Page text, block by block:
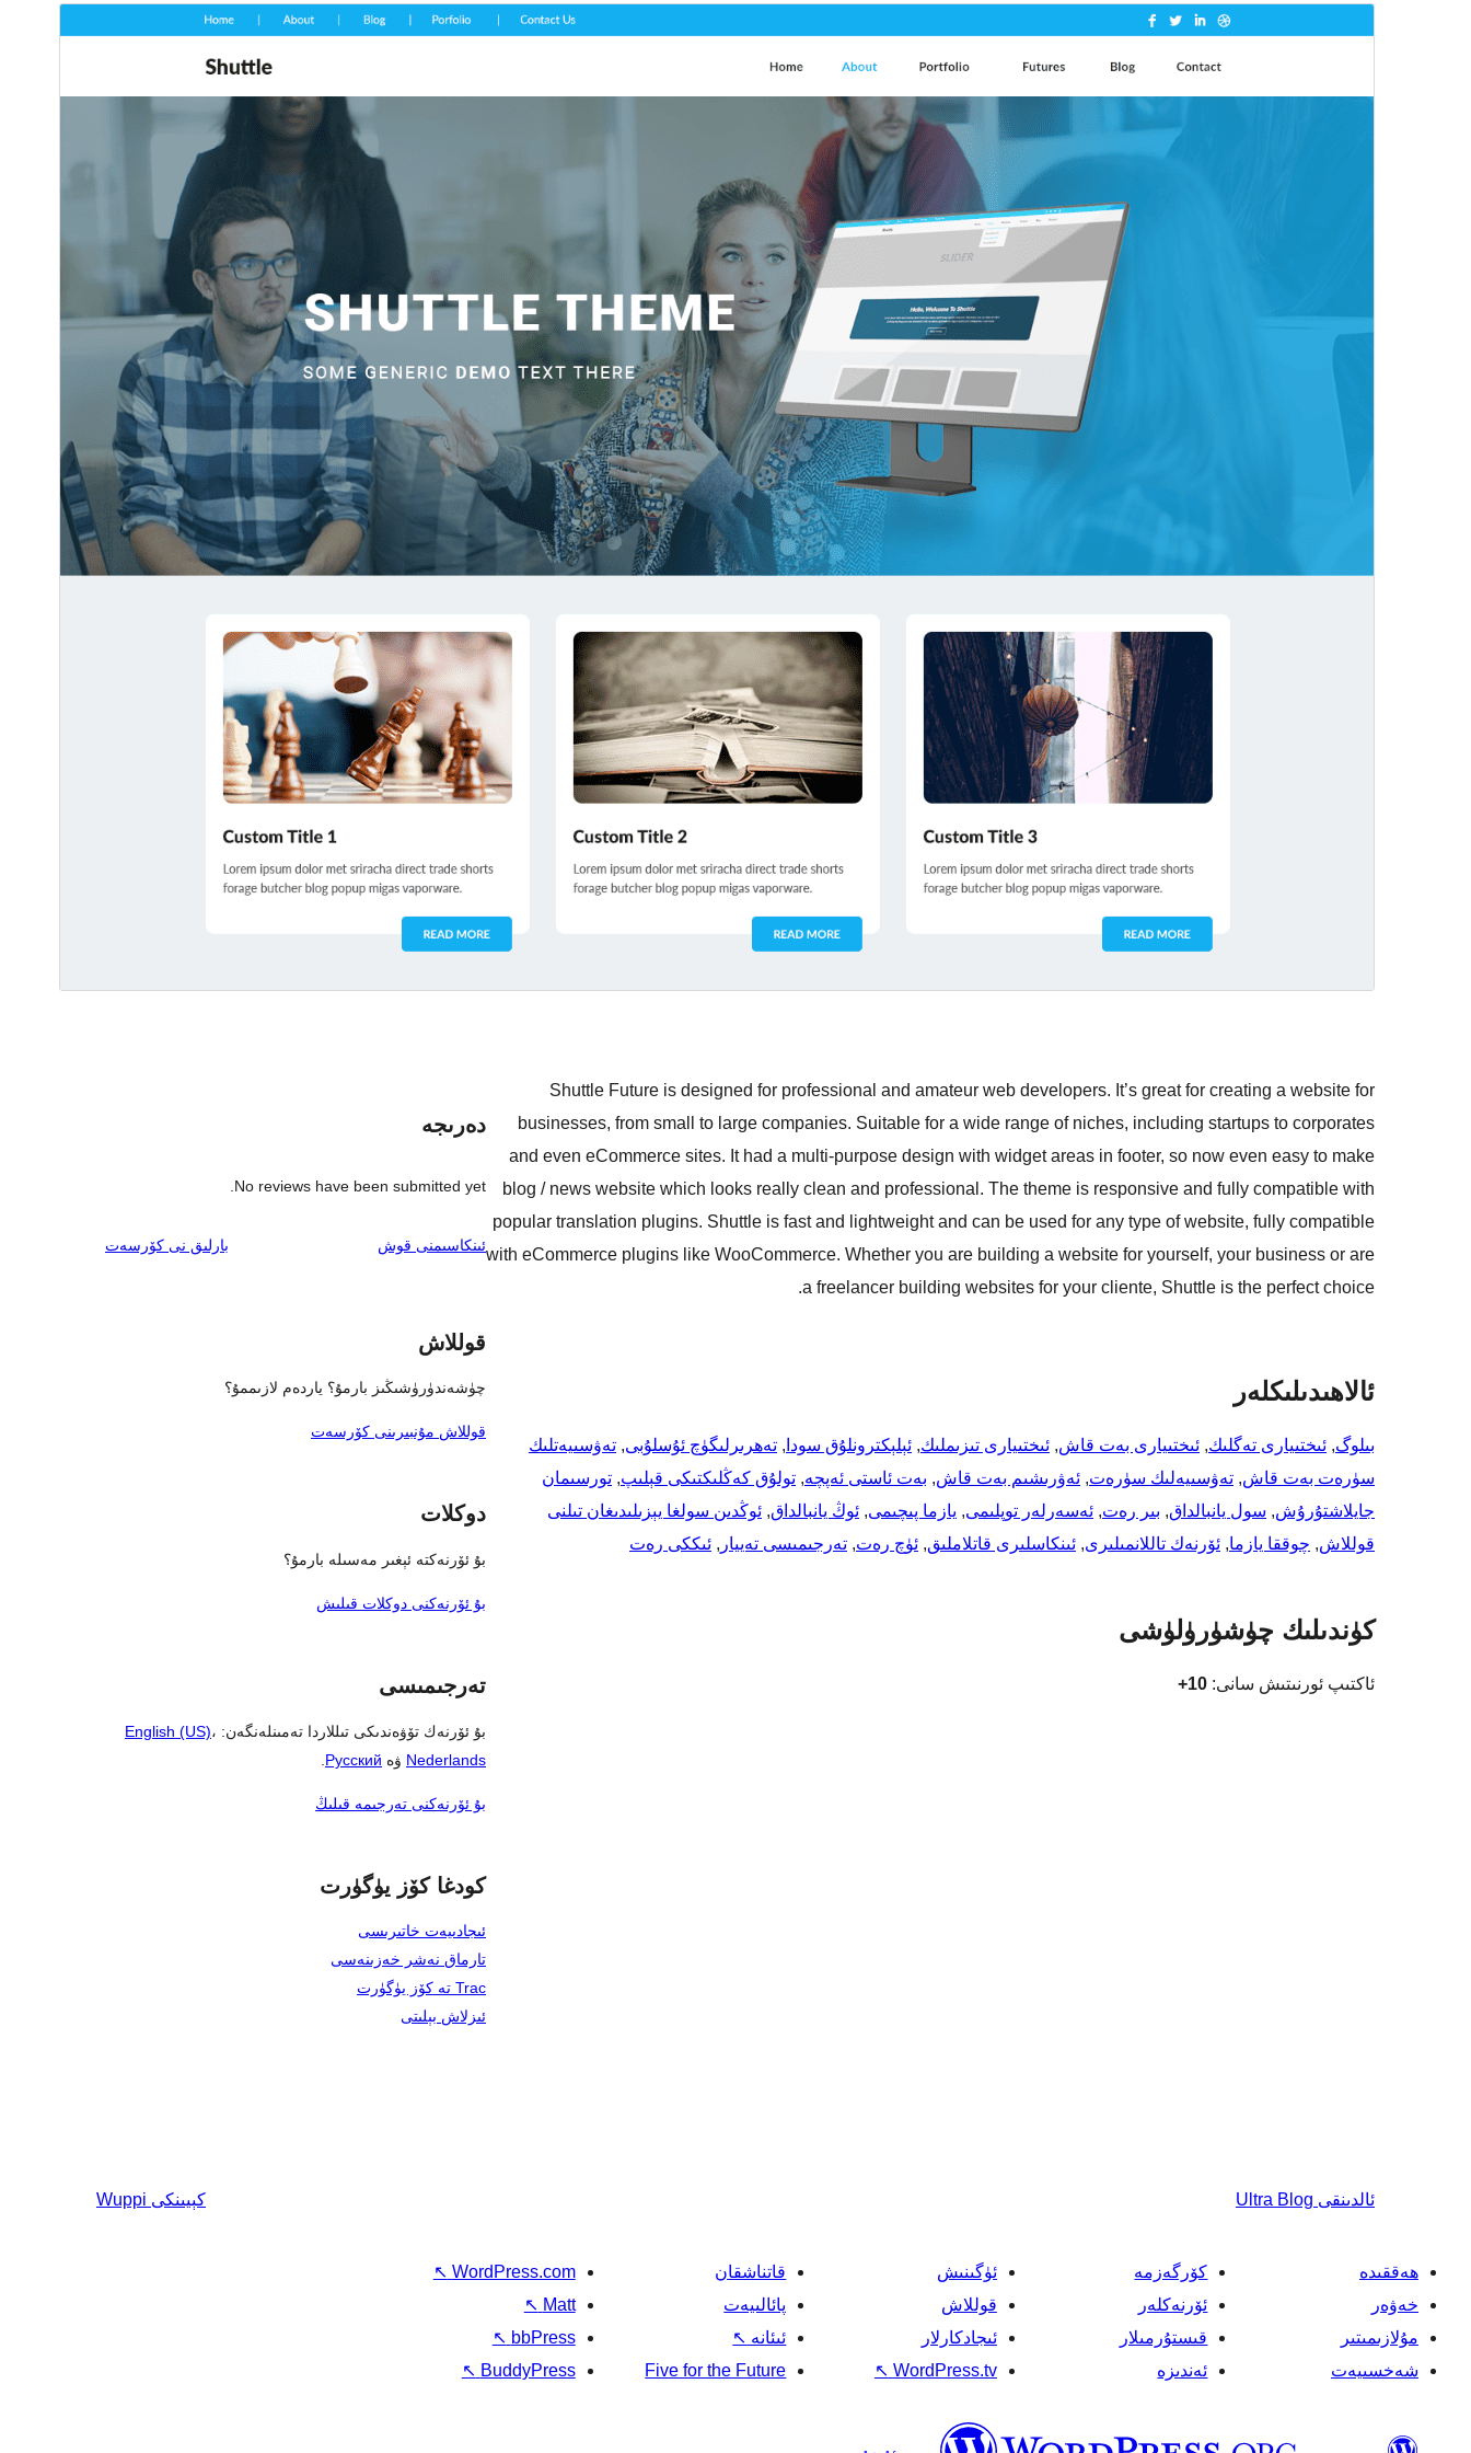
ئالدىن كۆزەت چۈشۈر
1.0.0
ئاخىرقى يېڭىلانغان ۋاقتى
2026-يىل 29-3
ئاكتىپ ئورنىتىش سانى
WordPress نەشرى
PHP نەشرى
5.6
ئۆرنەك باش بېتى
Shuttle Future is designed for professional and amateur web developers. It’s great for creating a website for
businesses, from small to large companies. Suitable for a wide range of niches, including startups to corporates
and even eCommerce sites. It had a multi-purpose design with widget areas in footer, so now even easy to make
blog / news website which looks really clean and professional. The theme is responsive and fully compatible with
popular translation plugins. Shuttle is fast and lightweight and can be used for any type of website, fully compatible
with eCommerce plugins like WooCommerce. Whether you are building a website for yourself, your business or are
a freelancer building websites for your cliente, Shuttle is the perfect choice.
ئالاھىدىلىكلەر
بىلوگ, ئىختىيارى تەگلىك, ئىختىيارى بەت قاش, ئىختىيارى تىزىملىك, ئېلېكترونلۇق سودا , تەھرىرلىگۈچ ئۇسلۇبى, تەۋسىيەتلىك
سۈرەت بەت قاش, تەۋسىيەلىك سۈرەت, ئەۋرىشىم بەت قاش, بەت ئاستى ئەپچە, تولۇق كەڭلىكتىكى قېلىپ, تورسىمان
جايلاشتۇرۇش, سول يانبالداق, بىر رەت, ئەسەرلەر توپلىمى, يازما پىچىمى, ئوڭ يانبالداق, ئوڭدىن سولغا يېزىلىدىغان تىلنى
قوللاش, چوققا يازما, ئۆرنەك تاللانمىلىرى, ئىنكاسلىرى قاتلاملىق, ئۈچ رەت, تەرجىمىسى تەييار , ئىككى رەت
كۈندىلىك چۈشۈرۈلۈشى
ئاكتىپ ئورنىتىش سانى: 10+
دەرىجە
No reviews have been submitted yet.
ئىنكاسىمنى قوش بارلىق ئىنكاس
نى كۆرسەت
قوللاش
چۈشەندۈرۈشىڭىز بارمۇ؟ ياردەم لازىممۇ؟
قوللاش مۇنبىرىنى كۆرسەت
دوكلات
بۇ ئۆرنەكتە ئېغىر مەسىلە بارمۇ؟
بۇ ئۆرنەكنى دوكلات قىلىش
تەرجىمىسى
بۇ ئۆرنەك تۆۋەندىكى تىللاردا تەمىنلەنگەن: English (US)،
Nederlands ۋە Русский
بۇ ئۆرنەكنى تەرجىمە قىلىڭ
كودغا كۆز يۈگۈرت
ئىجادىيەت خاتىرىسى
تارماق نەشر خەزىنەسى
Trac تە كۆز يۈگۈرت
ئىزلاش بېلىتى
ئالدىنقى Ultra Blog كېيىنكى Wuppi
ھەققىدە
خەۋەر
مۇلازىمىتىر
شەخسىيەت
كۆرگەزمە
ئۆرنەكلەر
قىستۇرمىلار
ئەندىزە
ئۈگىنىش
قوللاش
ئىجادكارلار
WordPress.tv
↖
قاتناشقان
پائالىيەت
ئىئانە ↖
Five for the Future
WordPress.com
↖
Matt
↖
bbPress
↖
BuddyPress
↖